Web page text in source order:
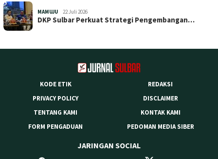
MAMUJU 22 Juli 2026
DKP Sulbar Perkuat Strategi Pengembangan…
KODE ETIK
REDAKSI
PRIVACY POLICY
DISCLAIMER
TENTANG KAMI
KONTAK KAMI
FORM PENGADUAN
PEDOMAN MEDIA SIBER
JARINGAN SOCIAL